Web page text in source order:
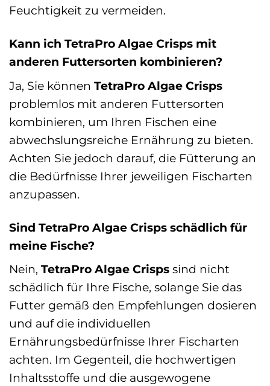
Feuchtigkeit zu vermeiden.
Kann ich TetraPro Algae Crisps mit
anderen Futtersorten kombinieren?
Ja, Sie können TetraPro Algae Crisps
problemlos mit anderen Futtersorten
kombinieren, um Ihren Fischen eine
abwechslungsreiche Ernährung zu bieten.
Achten Sie jedoch darauf, die Fütterung an
die Bedürfnisse Ihrer jeweiligen Fischarten
anzupassen.
Sind TetraPro Algae Crisps schädlich für
meine Fische?
Nein, TetraPro Algae Crisps sind nicht
schädlich für Ihre Fische, solange Sie das
Futter gemäß den Empfehlungen dosieren
und auf die individuellen
Ernährungsbedürfnisse Ihrer Fischarten
achten. Im Gegenteil, die hochwertigen
Inhaltsstoffe und die ausgewogene